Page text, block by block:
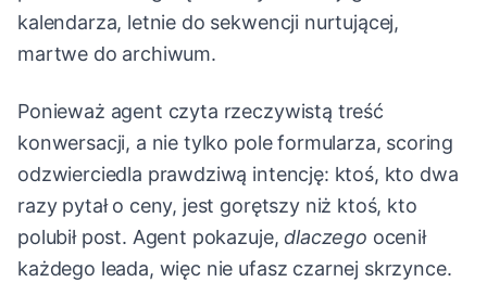
kalendarza, letnie do sekwencji nurtującej,
martwe do archiwum.
Ponieważ agent czyta rzeczywistą treść
konwersacji, a nie tylko pole formularza, scoring
odzwierciedla prawdziwą intencję: ktoś, kto dwa
razy pytał o ceny, jest gorętszy niż ktoś, kto
polubił post. Agent pokazuje,dlaczego ocenił
każdego leada, więc nie ufasz czarnej skrzynce.